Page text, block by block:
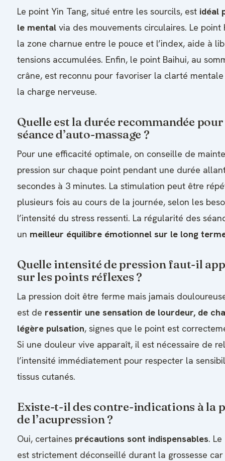
Le point Yin Tang, situé entre les sourcils, est idéal
le mental via des mouvements circulaires. Le point
la zone charnue entre le pouce et l’index, aide à
tensions accumulées. Enfin, le point Baihui, au
crâne, est reconnu pour favoriser la clarté
la charge nerveuse.
Quelle est la durée recommandée
séance d’auto-massage ?
Pour une efficacité optimale, on conseille de
pression sur chaque point pendant une durée
secondes à 3 minutes. La stimulation peut être
plusieurs fois au cours de la journée, selon les
l’intensité du stress ressenti. La régularité des
un meilleur équilibre émotionnel sur le long
Quelle intensité de pression faut-il
sur les points réflexes ?
La pression doit être ferme mais jamais
est de ressentir une sensation de lourdeur, de
légère pulsation, signes que le point est
Si une douleur vive apparaît, il est nécessaire de
l’intensité immédiatement pour respecter la
tissus cutanés.
Existe-t-il des contre-indications à la
de l’acupression ?
Oui, certaines précautions sont indispensables.
est strictement déconseillé durant la grossesse